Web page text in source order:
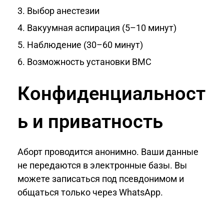
3. Выбор анестезии
4. Вакуумная аспирация (5–10 минут)
5. Наблюдение (30–60 минут)
6. Возможность установки ВМС
Конфиденциальност
ь и приватность
Аборт проводится анонимно. Ваши данные
не передаются в электронные базы. Вы
можете записаться под псевдонимом и
общаться только через WhatsApp.